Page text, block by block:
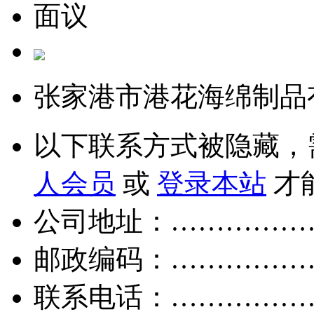
面议
张家港市港花海绵制
以下联系方式被隐藏
人会员 或 登录本站 才
公司地址：
邮政编码：
联系电话：